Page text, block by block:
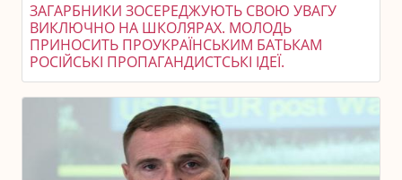
ЗАГАРБНИКИ ЗОСЕРЕДЖУЮТЬ СВОЮ УВАГУ
ВИКЛЮЧНО НА ШКОЛЯРАХ. МОЛОДЬ
ПРИНОСИТЬ ПРОУКРАЇНСЬКИМ БАТЬКАМ
РОСІЙСЬКІ ПРОПАГАНДИСТСЬКІ ІДЕЇ.